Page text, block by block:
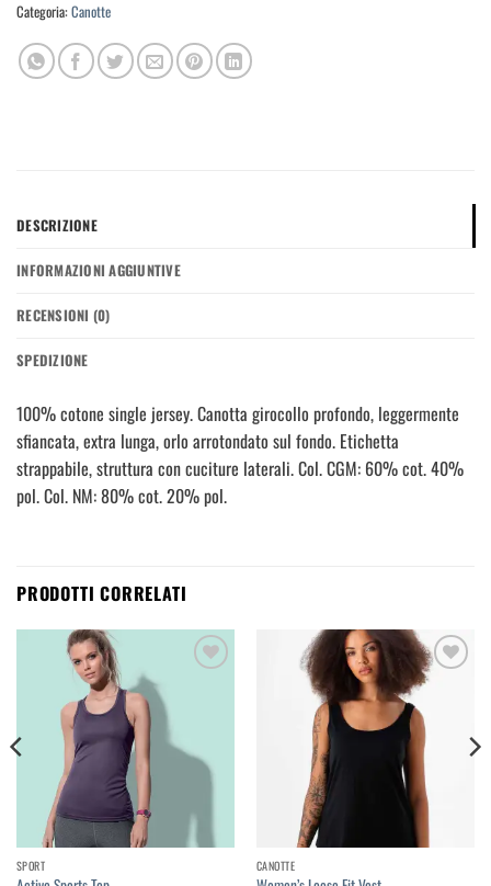
Categoria: Canotte
DESCRIZIONE
INFORMAZIONI AGGIUNTIVE
RECENSIONI (0)
SPEDIZIONE
100% cotone single jersey. Canotta girocollo profondo, leggermente
sfiancata, extra lunga, orlo arrotondato sul fondo. Etichetta
strappabile, struttura con cuciture laterali. Col. CGM: 60% cot. 40%
pol. Col. NM: 80% cot. 20% pol.
PRODOTTI CORRELATI
SPORT
Aggiungi
desideri
CANOTTE